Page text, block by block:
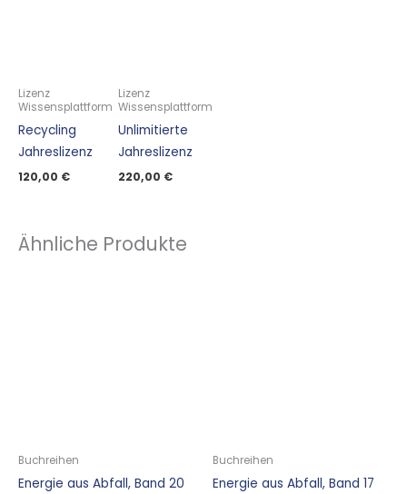
Lizenz
Wissensplattform
Recycling
Jahreslizenz
120,00 €
Lizenz
Wissensplattform
Unlimitierte
Jahreslizenz
220,00 €
Ähnliche Produkte
Buchreihen
Energie aus Abfall, Band 20
Buchreihen
Energie aus Abfall, Band 17